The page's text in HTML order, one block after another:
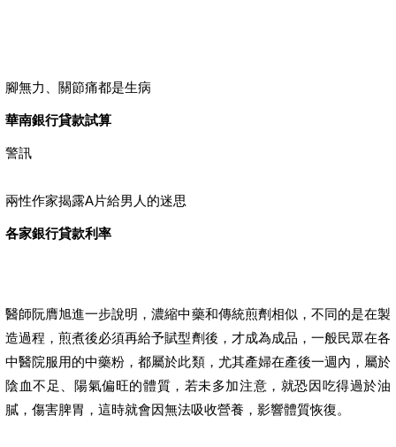
腳無力、關節痛都是生病
華南銀行貸款試算
警訊
兩性作家揭露A片給男人的迷思
各家銀行貸款利率
醫師阮膺旭進一步說明，濃縮中藥和傳統煎劑相似，不同的是在製
造過程，煎煮後必須再給予賦型劑後，才成為成品，一般民眾在各
中醫院服用的中藥粉，都屬於此類，尤其產婦在產後一週內，屬於
陰血不足、陽氣偏旺的體質，若未多加注意，就恐因吃得過於油
膩，傷害脾胃，這時就會因無法吸收營養，影響體質恢復。